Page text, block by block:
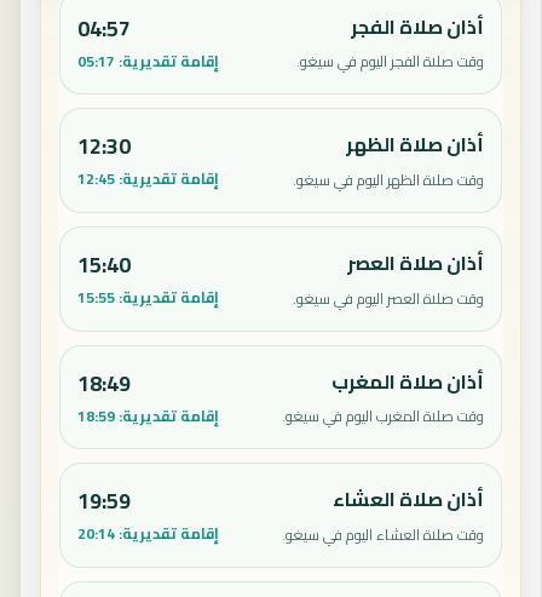
أذان صلاة الفجر
وقت صلاة الفجر اليوم في سيغو.
04:57
إقامة تقديرية: 05:17
أذان صلاة الظهر
وقت صلاة الظهر اليوم في سيغو.
12:30
إقامة تقديرية:12:45
أذان صلاة العصر
وقت صلاة العصر اليوم في سيغو.
15:40
إقامة تقديرية:15:55
أذان صلاة المغرب
وقت صلاة المغرب اليوم في سيغو.
18:49
إقامة تقديرية:18:59
أذان صلاة العشاء
وقت صلاة العشاء اليوم في سيغو.
19:59
إقامة تقديرية:20:14